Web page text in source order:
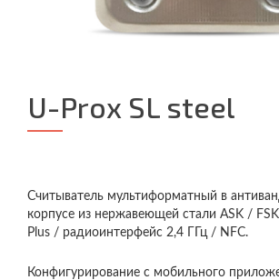
U-Prox SL steel
Считыватель мультиформатный в
корпусе из нержавеющей стали ASK /
Plus / радиоинтерфейс 2,4 ГГц / NFC.
Конфигурирование с мобильного